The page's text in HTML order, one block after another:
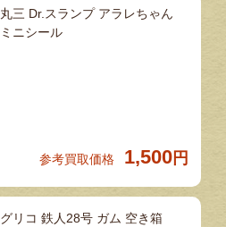
丸三 Dr.スランプ アラレちゃん
ミニシール
参考買取価格 1,500 円
グリコ 鉄人28号 ガム 空き箱